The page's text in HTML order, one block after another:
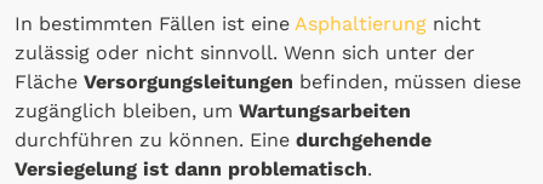
In bestimmten Fällen ist eine Asphaltierung nicht
zulässig oder nicht sinnvoll. Wenn sich unter der
Fläche Versorgungsleitungen befinden, müssen diese
zugänglich bleiben, um Wartungsarbeiten
durchführen zu können. Eine durchgehende
Versiegelung ist dann problematisch.